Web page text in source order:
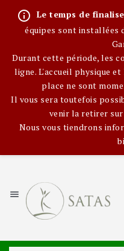
info_outline Le temps de
équipes sont installées
Durant cette période, les
ligne. L'accueil physique
place ne sont
Il vous sera toutefois
venir la retirer
Nous vous tiendrons
